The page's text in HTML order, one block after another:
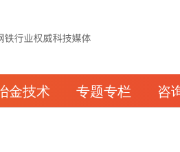
金技术 专题专栏 咨